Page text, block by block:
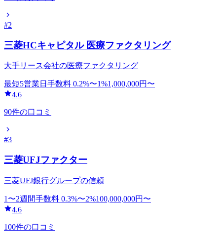
#2
三菱HCキャピタル 医療ファクタリング
大手リース会社の医療ファクタリング
最短5営業日 手数料 0.2%〜1%1,000,000円〜
4.6
90件の口コミ
#3
三菱UFJファクター
三菱UFJ銀行グループの信頼
1〜2週間手数料 0.3%〜2%100,000,000円〜
4.6
100件の口コミ